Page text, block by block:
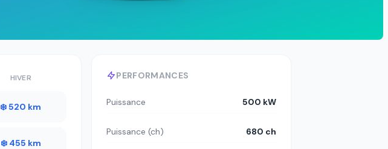
HIVER
❄️ 520 km
❄️ 455 km
PERFORMANCES
Puissance 500 kW
Puissance (ch) 680 ch